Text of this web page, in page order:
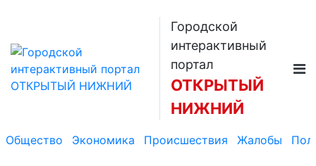
Городской
интерактивный
портал
ОТКРЫТЫЙ
НИЖНИЙ
Общество Экономика Происшествия Жалобы